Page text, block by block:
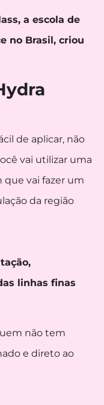
a escola de
no Brasil, criou
de aplicar, não
vai utilizar uma
que vai fazer um
da região
linhas finas
não tem
e direto ao